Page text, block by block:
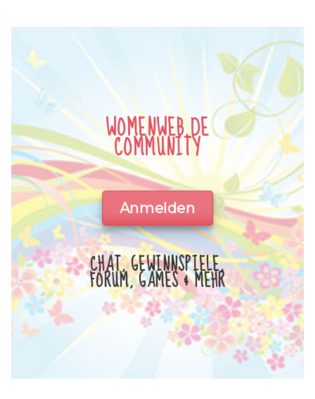
WOMENWEB.DE
COMMUNITY
Anmelden
CHAT, GEWINNSPIELE,
FORUM, GAMES & MEHR